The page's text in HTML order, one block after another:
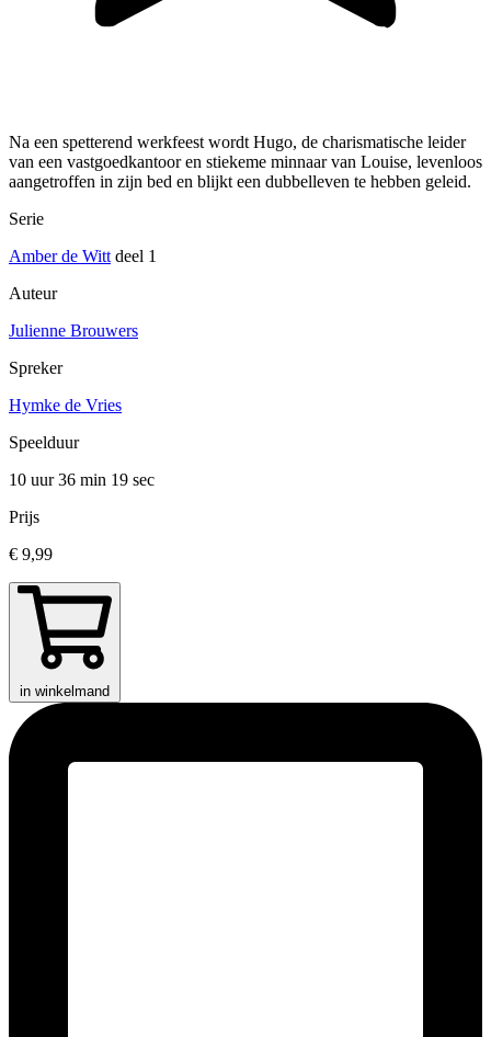
Na een spetterend werkfeest wordt Hugo, de charismatische leider
van een vastgoedkantoor en stiekeme minnaar van Louise, levenloos
aangetroffen in zijn bed en blijkt een dubbelleven te hebben geleid.
Serie
Amber de Witt deel 1
Auteur
Julienne Brouwers
Spreker
Hymke de Vries
Speelduur
10 uur 36 min 19 sec
Prijs
€ 9,99
in winkelmand